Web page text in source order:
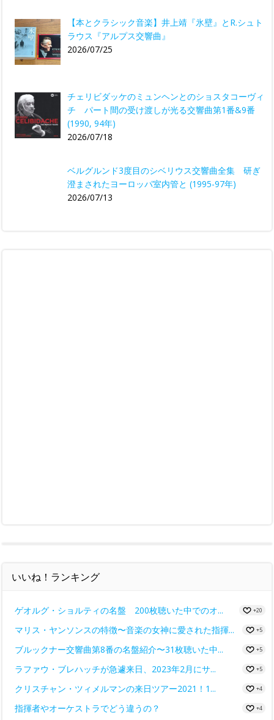
【本とクラシック音楽】井上靖『氷壁』とR.シュト
ラウス『アルプス交響曲』
2026/07/25
チェリビダッケのミュンヘンとのショスタコーヴィ
チ パート間の受け渡しが光る交響曲第1番&9番
(1990, 94年)
2026/07/18
ベルグルンド3度目のシベリウス交響曲全集 研ぎ
澄まされたヨーロッパ室内管と (1995-97年)
2026/07/13
いいね！ランキング
ゲオルグ・ショルティの名盤 200枚聴いた中でのオ... +20
マリス・ヤンソンスの特徴〜音楽の女神に愛された指揮... +5
ブルックナー交響曲第8番の名盤紹介〜31枚聴いた中... +5
ラファウ・ブレハッチが急遽来日、2023年2月にサ... +5
クリスチャン・ツィメルマンの来日ツアー2021！1... +4
指揮者やオーケストラでどう違うの？ +4